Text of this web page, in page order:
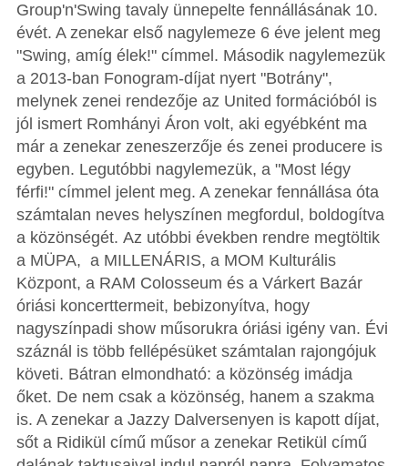
Group'n'Swing tavaly ünnepelte fennállásának 10.
évét. A zenekar első nagylemeze 6 éve jelent meg
"Swing, amíg élek!" címmel. Második nagylemezük
a 2013-ban Fonogram-díjat nyert "Botrány",
melynek zenei rendezője az United formációból is
jól ismert Romhányi Áron volt, aki egyébként ma
már a zenekar zeneszerzője és zenei producere is
egyben. Legutóbbi nagylemezük, a "Most légy
férfi!" címmel jelent meg. A zenekar fennállása óta
számtalan neves helyszínen megfordul, boldogítva
a közönségét. Az utóbbi években rendre megtöltik
a MÜPA, a MILLENÁRIS, a MOM Kulturális
Központ, a RAM Colosseum és a Várkert Bazár
óriási koncerttermeit, bebizonyítva, hogy
nagyszínpadi show műsorukra óriási igény van. Évi
száznál is több fellépésüket számtalan rajongójuk
követi. Bátran elmondható: a közönség imádja
őket. De nem csak a közönség, hanem a szakma
is. A zenekar a Jazzy Dalversenyen is kapott díjat,
sőt a Ridikül című műsor a zenekar Retikül című